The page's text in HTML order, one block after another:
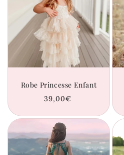
Robe Princesse Enfant
Prix
39,00€